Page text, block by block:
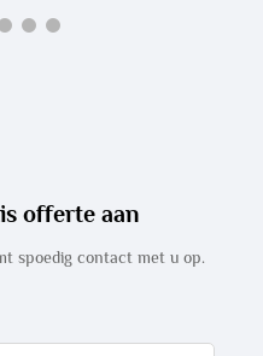
offerte aan
spoedig contact met u op.